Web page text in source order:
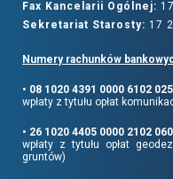
Fax Kancelarii Ogólnej:
Sekretariat Starosty: 17
Numery rachunków
• 08 1020 4391 0000 6102
wpłaty z tytułu opłat
• 26 1020 4405 0000 2102
wpłaty z tytułu opłat
gruntów)